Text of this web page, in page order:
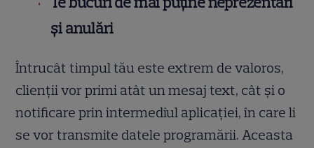
și anulări
Întrucât timpul tău este extrem de valoros,
clienții vor primi atât un mesaj text, cât și o
notificare prin intermediul aplicației, în care li
se vor transmite datele programării. Aceasta